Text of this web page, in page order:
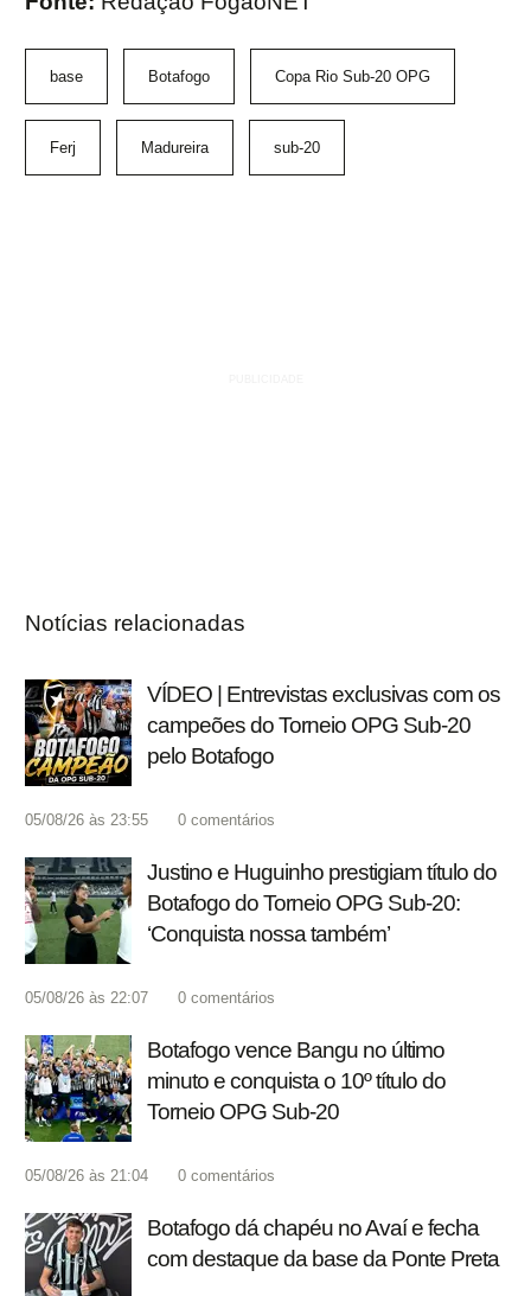
base Botafogo Copa Rio Sub-20 OPG
Ferj Madureira sub-20
Notícias relacionadas
VÍDEO | Entrevistas exclusivas com os
campeões do Torneio OPG Sub-20
pelo Botafogo
05/08/26 às 23:55 0 comentários
Justino e Huguinho prestigiam título do
Botafogo do Torneio OPG Sub-20:
‘Conquista nossa também’
05/08/26 às 22:07 0 comentários
Botafogo vence Bangu no último
minuto e conquista o 10º título do
Torneio OPG Sub-20
05/08/26 às 21:04 0 comentários
Botafogo dá chapéu no Avaí e fecha
com destaque da base da Ponte Preta